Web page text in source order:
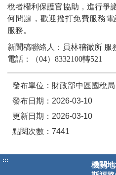
稅者權利保護官協助，進行爭
何問題，歡迎撥打免費服務電
服務。
新聞稿聯絡人：員林稽徵所 服
電話：（04）8332100轉521
發布單位：財政部中區國稅局
發布日期：2026-03-10
更新日期：2026-03-10
點閱次數：7441
:::
機關